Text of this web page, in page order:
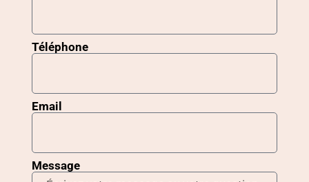
Téléphone
Email
Message